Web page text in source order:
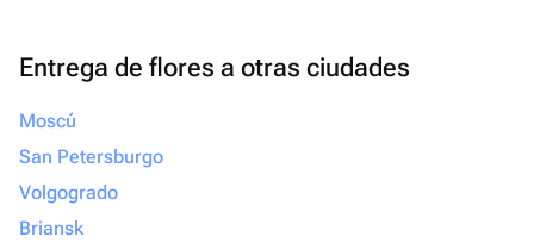
Entrega de flores a otras ciudades
Moscú
San Petersburgo
Volgogrado
Briansk